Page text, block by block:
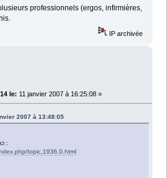
professionnels (ergos, infirmières,
IP archivée
le: 11 janvier 2007 à 16:25:08 »
2007 à 13:48:05
:
topic,1936.0.html